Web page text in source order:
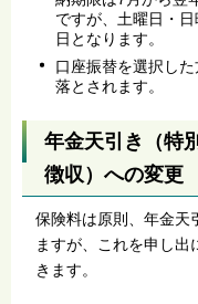
ですが、土曜日・
日となります。
口座振替を選択し
落とされます。
年金天引き（特
徴収）への変更
保険料は原則、年金天
ますが、これを申し
きます。